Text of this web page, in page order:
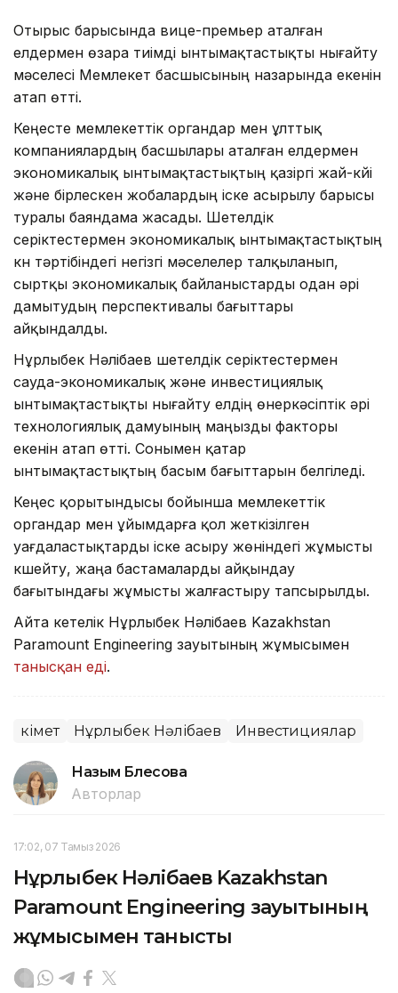
Отырыс барысында вице-премьер аталған
елдермен өзара тиімді ынтымақтастықты нығайту
мәселесі Мемлекет басшысының назарында екенін
атап өтті.
Кеңесте мемлекеттік органдар мен ұлттық
компаниялардың басшылары аталған елдермен
экономикалық ынтымақтастықтың қазіргі жай-күйі
және бірлескен жобалардың іске асырылу барысы
туралы баяндама жасады. Шетелдік
серіктестермен экономикалық ынтымақтастықтың
күн тәртібіндегі негізгі мәселелер талқыланып,
сыртқы экономикалық байланыстарды одан әрі
дамытудың перспективалы бағыттары
айқындалды.
Нұрлыбек Нәлібаев шетелдік серіктестермен
сауда-экономикалық және инвестициялық
ынтымақтастықты нығайту елдің өнеркәсіптік әрі
технологиялық дамуының маңызды факторы
екенін атап өтті. Сонымен қатар
ынтымақтастықтың басым бағыттарын белгіледі.
Кеңес қорытындысы бойынша мемлекеттік
органдар мен ұйымдарға қол жеткізілген
уағдаластықтарды іске асыру жөніндегі жұмысты
күшейту, жаңа бастамаларды айқындау
бағытындағы жұмысты жалғастыру тапсырылды.
Айта кетелік Нұрлыбек Нәлібаев Kazakhstan
Paramount Engineering зауытының жұмысымен
танысқан еді.
Үкімет Нұрлыбек Нәлібаев Инвестициялар
Назым Бөлесова
Авторлар
17:02, 07 Тамыз 2026
Нұрлыбек Нәлібаев Kazakhstan
Paramount Engineering зауытының
жұмысымен танысты